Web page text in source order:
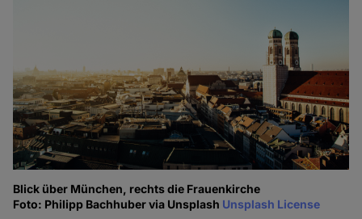
Blick über München, rechts die Frauenkirche
Foto: Philipp Bachhuber via Unsplash Unsplash License